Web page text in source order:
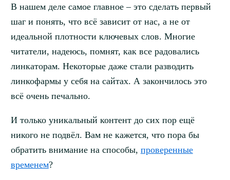
В нашем деле самое главное – это сделать первый
шаг и понять, что всё зависит от нас, а не от
идеальной плотности ключевых слов. Многие
читатели, надеюсь, помнят, как все радовались
линкаторам. Некоторые даже стали разводить
линкофармы у себя на сайтах. А закончилось это
всё очень печально.
И только уникальный контент до сих пор ещё
никого не подвёл. Вам не кажется, что пора бы
обратить внимание на способы, проверенные
временем?